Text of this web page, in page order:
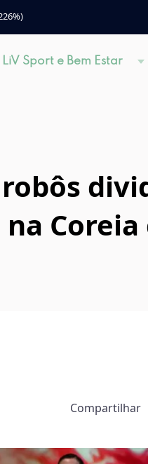
LiV Sport e Bem Estar
Coreia
Compartilhar